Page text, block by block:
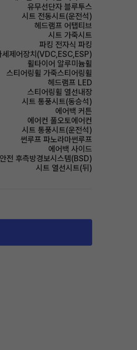
유무선단자 블루투스
시트 전동시트(운전석)
헤드램프 어탭티브
시트 가죽시트
파킹 전자식 파킹
세제어장치(VDC,ESC,ESP)
휠타이어 알루미늄휠
스티어링휠 가죽스티어링휠
헤드램프 LED
스티어링휠 열선내장
시트 통풍시트(동승석)
에어백 커튼
에어컨 풀오토에어컨
시트 통풍시트(운전석)
썬루프 파노라마썬루프
에어백 사이드
전 후측방경보시스템(BSD)
시트 열선시트(뒤)